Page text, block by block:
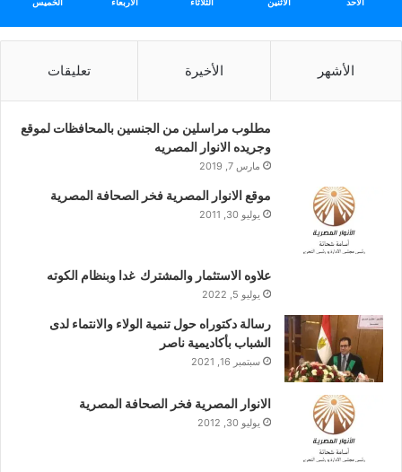
الأشهر الأخيرة تعليقات
مطلوب مراسلين من الجنسين بالمحافظات لموقع
وجريده الانوار المصريه
مارس 7, 2019
موقع الانوار المصرية فخر الصحافة المصرية
يوليو 30, 2011
علاوه الاستثمار والمشترك غدا وبنظام الكوته
يوليو 5, 2022
رسالة دكتوراه حول تنمية الولاء والانتماء لدى
الشباب بأكاديمية ناصر
سبتمبر 16, 2021
الانوار المصرية فخر الصحافة المصرية
يوليو 30, 2012